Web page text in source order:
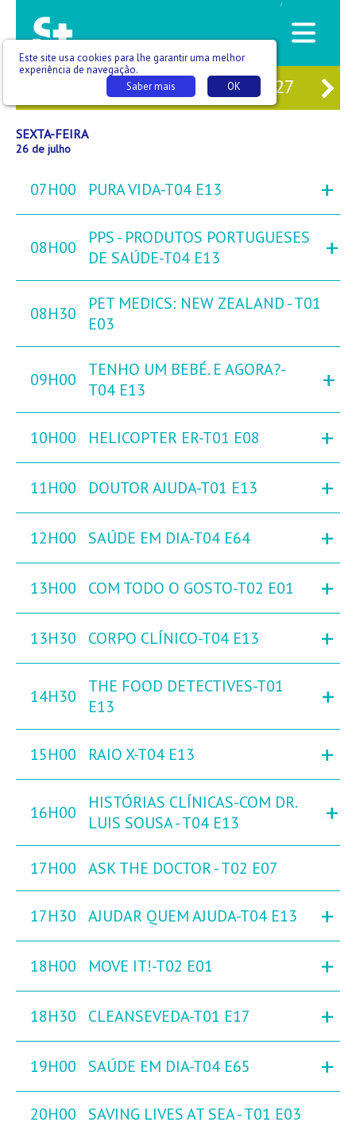
/
25 SEX 26 SÁB 27
SEXTA-FEIRA
26 de julho
07H00 PURA VIDA-T04 E13 +
08H00
PPS - PRODUTOS PORTUGUESES
DE SAÚDE-T04 E13
+
08H30
PET MEDICS: NEW ZEALAND - T01
E03
09H00
TENHO UM BEBÉ. E AGORA?-
T04 E13
+
10H00 HELICOPTER ER-T01 E08 +
11H00 DOUTOR AJUDA-T01 E13 +
12H00 SAÚDE EM DIA-T04 E64 +
13H00 COM TODO O GOSTO-T02 E01 +
13H30 CORPO CLÍNICO-T04 E13 +
14H30
THE FOOD DETECTIVES-T01
E13
+
15H00 RAIO X-T04 E13 +
16H00
HISTÓRIAS CLÍNICAS-COM DR.
LUIS SOUSA - T04 E13
+
17H00 ASK THE DOCTOR - T02 E07
17H30 AJUDAR QUEM AJUDA-T04 E13 +
18H00 MOVE IT!-T02 E01 +
18H30 CLEANSEVEDA-T01 E17 +
19H00 SAÚDE EM DIA-T04 E65 +
20H00 SAVING LIVES AT SEA - T01 E03
Este site usa cookies para lhe garantir uma melhor
experiência de navegação.
OK
Saber mais